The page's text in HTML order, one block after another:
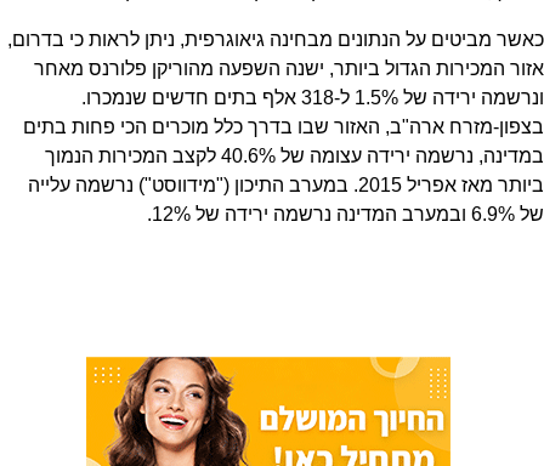
כאשר מביטים על הנתונים מבחינה גיאוגרפית, ניתן לראות כי בדרום,
אזור המכירות הגדול ביותר, ישנה השפעה מהוריקן פלורנס מאחר
ונרשמה ירידה של 1.5% ל-318 אלף בתים חדשים שנמכרו.
בצפון-מזרח ארה"ב, האזור שבו בדרך כלל מוכרים הכי פחות בתים
במדינה, נרשמה ירידה עצומה של 40.6% לקצב המכירות הנמוך
ביותר מאז אפריל 2015. במערב התיכון ("מידווסט") נרשמה עלייה
של 6.9% ובמערב המדינה נרשמה ירידה של 12%.